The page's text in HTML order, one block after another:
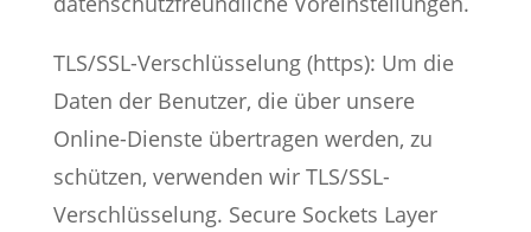
TLS/SSL-Verschlüsselung (https): Um die
Daten der Benutzer, die über unsere
Online-Dienste übertragen werden, zu
schützen, verwenden wir TLS/SSL-
Verschlüsselung. Secure Sockets Layer